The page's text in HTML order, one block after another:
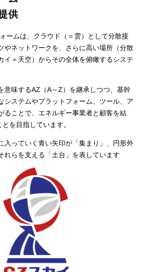
システム
応
用サービス
サービス
供
ームは、クラウド（＝雲）として分散接
やネットワークを、さらに高い場所（分散
イ＝天空）からその全体を俯瞰するシステ
意味するAZ（A～Z）を継承しつつ、基幹
システムやプラットフォーム、ツール、ア
ることで、エネルギー事業者と顧客を結
を目指しています。
入っていく青い矢印が「集まり」、円形外
れらを支える「土台」を表しています